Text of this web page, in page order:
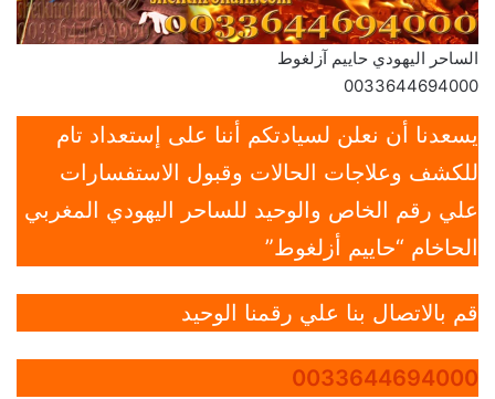
الساحر اليهودي حاييم آزلغوط
0033644694000
يسعدنا أن نعلن لسيادتكم أننا على إستعداد تام
للكشف وعلاجات الحالات وقبول الاستفسارات
علي رقم الخاص والوحيد للساحر اليهودي المغربي
الحاخام “حاييم أزلغوط”
قم بالاتصال بنا علي رقمنا الوحيد
0033644694000